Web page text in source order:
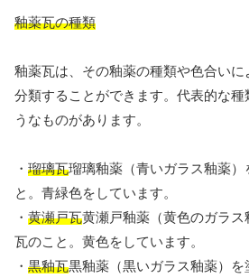
釉薬瓦の種類
釉薬瓦は、その釉薬の種類や色合いに
分類することができます。代表的な種
うなものがあります。
・ 瑠璃瓦瑠璃釉薬（青いガラス釉薬）
と。青緑色をしています。
・ 黄瀬戸瓦黄瀬戸釉薬（黄色のガラ
瓦のこと。黄色をしています。
・ 黒釉瓦黒釉薬（黒いガラス釉薬）を